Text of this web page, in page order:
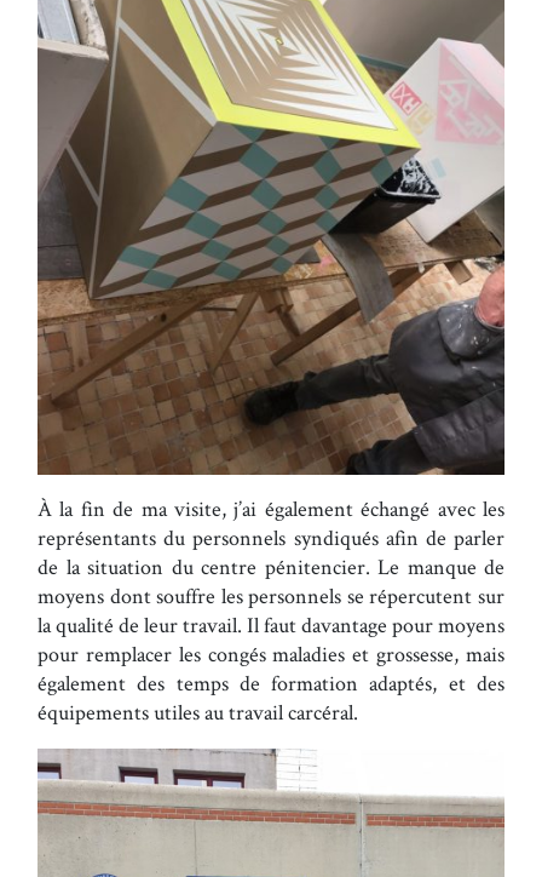
À la fin de ma visite, j’ai également échangé avec les
représentants du personnels syndiqués afin de parler
de la situation du centre pénitencier. Le manque de
moyens dont souffre les personnels se répercutent sur
la qualité de leur travail. Il faut davantage pour moyens
pour remplacer les congés maladies et grossesse, mais
également des temps de formation adaptés, et des
équipements utiles au travail carcéral.